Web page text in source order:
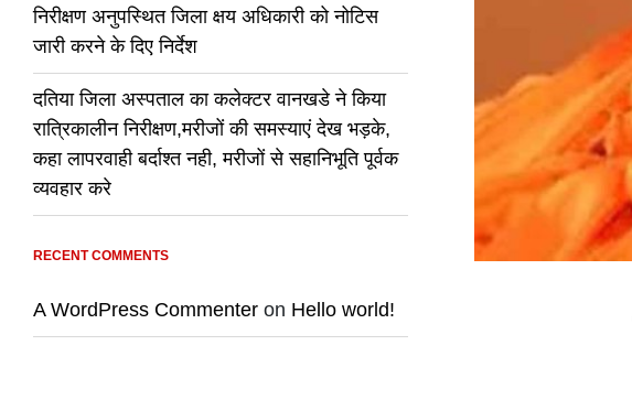
निरीक्षण अनुपस्थित जिला क्षय अधिकारी को नोटिस
जारी करने के दिए निर्देश
दतिया जिला अस्पताल का कलेक्टर वानखडे ने किया
रात्रिकालीन निरीक्षण,मरीजों की समस्याएं देख भड़के,
कहा लापरवाही बर्दाश्त नही, मरीजों से सहानिभूति पूर्वक
व्यवहार करे
RECENT COMMENTS
A WordPress Commenter on Hello world!